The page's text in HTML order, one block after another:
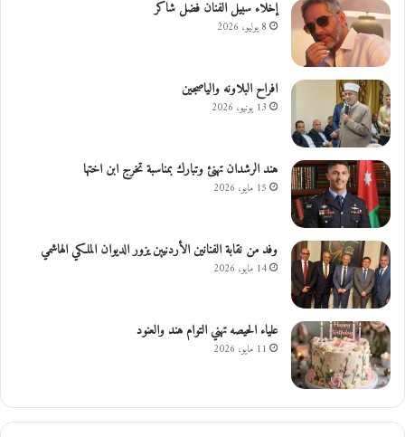
إخلاء سبيل الفنان فضل شاكر
8 يوليو، 2026
افراح البلاونه والياصجين
13 يونيو، 2026
هند الرشدان تهنئ وتبارك بمناسبة تخرج ابن اختها
15 مايو، 2026
وفد من نقابة الفنانين الأردنيين يزور الديوان الملكي الهاشمي
14 مايو، 2026
علياء الحيصه تهني التوام هند والعنود
11 مايو، 2026